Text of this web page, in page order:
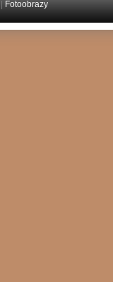
| Fotoobrazy